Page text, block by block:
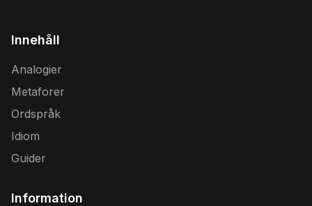
Innehåll
Analogier
Metaforer
Ordspråk
Idiom
Guider
Information